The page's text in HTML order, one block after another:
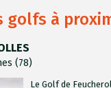
golfs à
(78)
Le Golf de